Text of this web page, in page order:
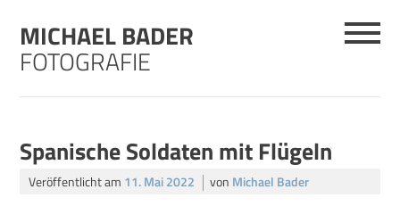
contentMICHAEL BADER
FOTOGRAFIE
Spanische Soldaten mit Flügeln
Veröffentlicht am 11. Mai 2022 von Michael Bader